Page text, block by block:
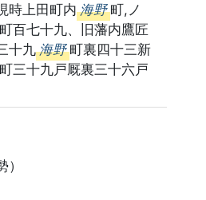
時上田町内海野 町,ノ
百七十九、旧藩内鷹匠
十九 海野 町裏四十三新
三十九戸厩裏三十六戸
）